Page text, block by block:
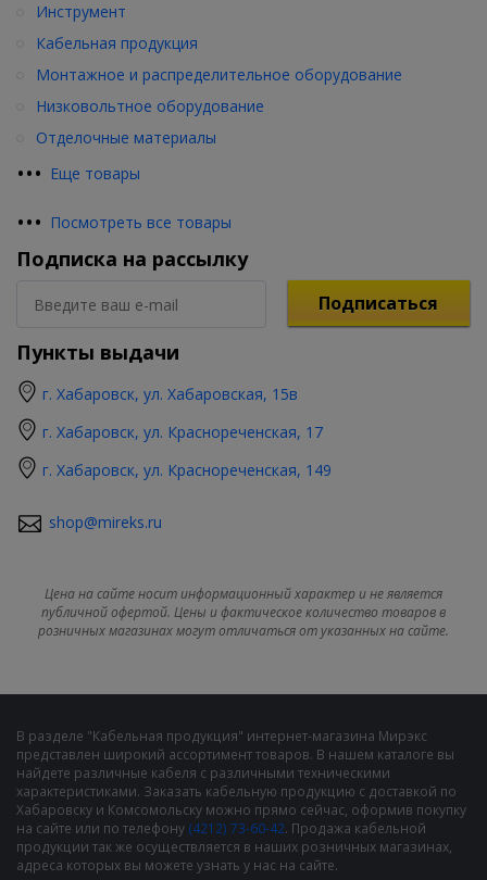
••• Еще товары
Инструмент
Кабельная продукция
Монтажное и распределительное оборудование
Низковольтное оборудование
Отделочные материалы
••• Посмотреть все товары
Подписка на рассылку
Подписаться
Пункты выдачи
г. Хабаровск, ул. Хабаровская, 15в
г. Хабаровск, ул. Краснореченская, 17
г. Хабаровск, ул. Краснореченская, 149
shop@mireks.ru
Цена на сайте носит информационный характер и не является
публичной офертой. Цены и фактическое количество товаров в
розничных магазинах могут отличаться от указанных на сайте.
В разделе "Кабельная продукция" интернет-магазина Мирэкс
представлен широкий ассортимент товаров. В нашем каталоге вы
найдете различные кабеля с различными техническими
характеристиками. Заказать кабельную продукцию с доставкой по
Хабаровску и Комсомольску можно прямо сейчас, оформив покупку
на сайте или по телефону (4212) 73-60-42. Продажа кабельной
продукции так же осуществляется в наших розничных магазинах,
адреса которых вы можете узнать у нас на сайте.